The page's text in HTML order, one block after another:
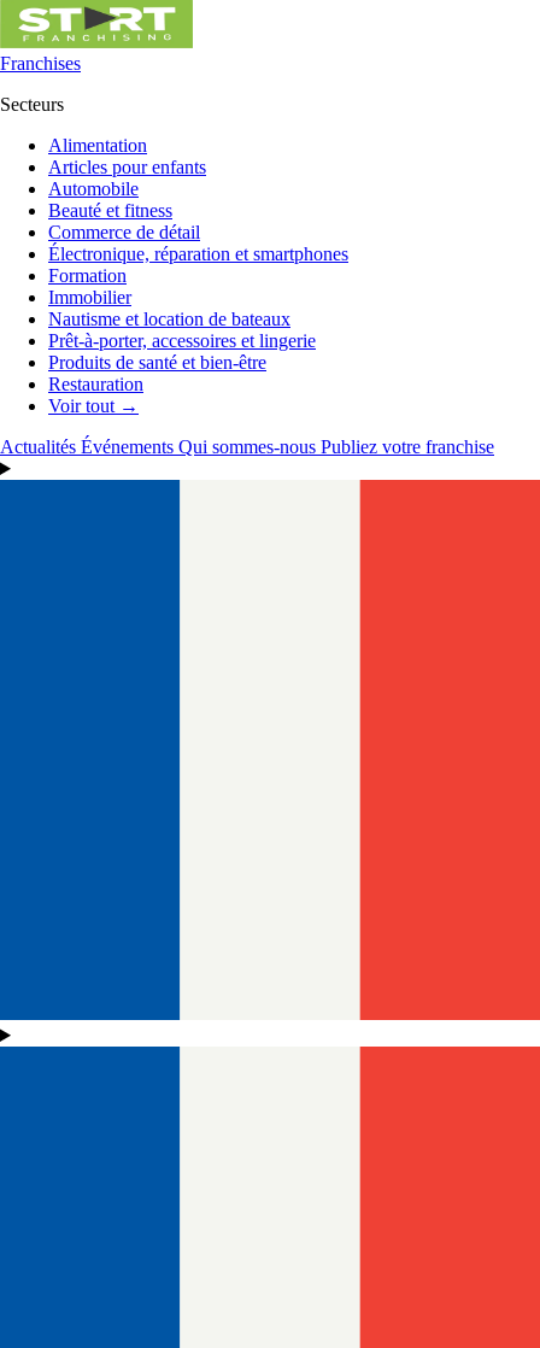
Franchises
Secteurs
Alimentation
Articles pour enfants
Automobile
Beauté et fitness
Commerce de détail
Électronique, réparation et smartphones
Formation
Immobilier
Nautisme et location de bateaux
Prêt-à-porter, accessoires et lingerie
Produits de santé et bien-être
Restauration
Voir tout →
Actualités Événements Qui sommes-nous Publiez votre franchise